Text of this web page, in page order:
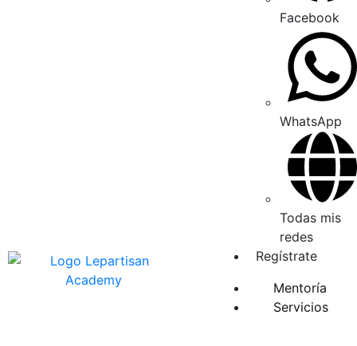
Facebook
WhatsApp
Todas mis
redes
Regístrate
Mentoría
Servicios